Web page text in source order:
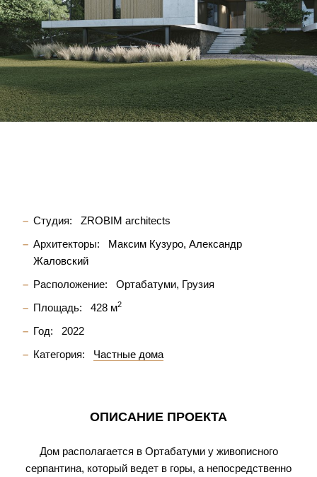
Студия:
ZROBIM architects
Архитекторы:
Максим Кузуро Александр
Жаловский
Расположение:
Ортабатуми, Грузия
Площадь:
428 м2
Год:
2022
Категория:
Частные дома
ОПИСАНИЕ ПРОЕКТА
Дом располагается в Ортабатуми у живописного
серпантина, который ведет в горы, а непосредственно